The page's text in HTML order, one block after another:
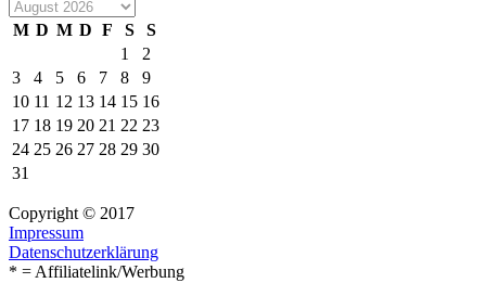
M D M D F S
S
1
2
3
4 5 6 7 8
9
10 11 12 13 14 15 16
17 18 19 20 21 22 23
24 25 26 27 28 29 30
31
Copyright © 2017
Impressum
Datenschutzerklärung
* = Affiliatelink/Werbung